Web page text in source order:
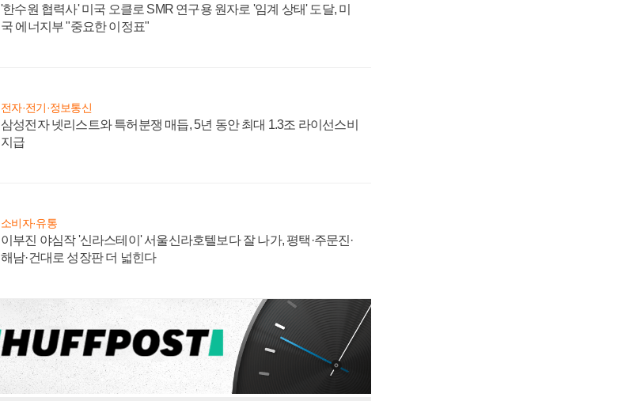
'한수원 협력사' 미국 오클로 SMR 연구용 원자로 '임계 상태' 도달, 미
국 에너지부 "중요한 이정표"
전자·전기·정보통신
삼성전자 넷리스트와 특허분쟁 매듭, 5년 동안 최대 1.3조 라이선스비
지급
소비자·유통
이부진 야심작 '신라스테이' 서울신라호텔보다 잘 나가, 평택·주문진·
해남·건대로 성장판 더 넓힌다